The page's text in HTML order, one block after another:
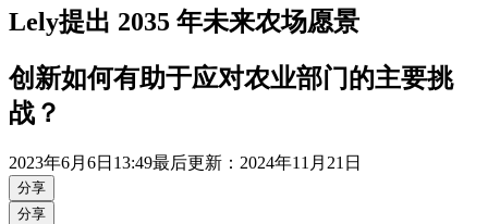
Lely提出 2035 年未来农场愿景
创新如何有助于应对农业部门的主要挑
战？
2023年6月6日 13:49最后更新：2024年11月21日
分享
分享